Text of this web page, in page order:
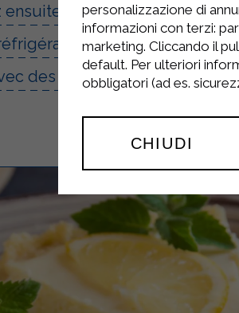
ensuite la préparation dans
et laisser reposer
des baies selon vos envies.
personalizzazione di
informazioni con terzi:
marketing. Cliccando il
default. Per ulteriori
obbligatori (ad es.
CHIUDI